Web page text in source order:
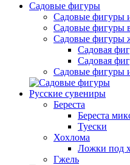
Садовые фигуры
Садовые фигуры
Садовые фигуры
Садовые фигуры
Садовая
Садовая
Садовые фигуры
Русские сувениры
Береста
Береста
Туески
Хохлома
Ложки под
Гжель